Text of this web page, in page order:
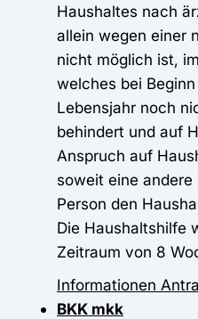
Haushaltes nach
allein wegen einer
nicht möglich ist,
welches bei
Lebensjahr noch
behindert und auf
Anspruch auf
soweit eine
Person den
Die Haushaltshilfe
Zeitraum von 8
Informationen
BKK mkk